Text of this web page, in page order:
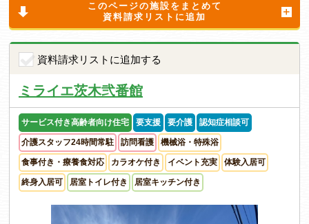
このページの施設をまとめて
資料請求リストに追加
資料請求リストに追加する
ミライエ茨木弐番館
サービス付き高齢者向け住宅 要支援 要介護 認知症相談可
介護スタッフ24時間常駐 訪問看護 機械浴・特殊浴
食事付き・療養食対応 カラオケ付き イベント充実 体験入居可
終身入居可 居室トイレ付き 居室キッチン付き